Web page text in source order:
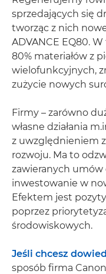
sprzedających się
tworząc z nich
ADVANCE EQ80.
80% materiałów z
wielofunkcyjnych,
zużycie nowych
Firmy – zarówno
własne działania
z uwzględnieniem
rozwoju. Ma to
zawieranych umów
inwestowanie w
Efektem jest
poprzez
środowiskowych.
Jeśli chcesz
sposób firma